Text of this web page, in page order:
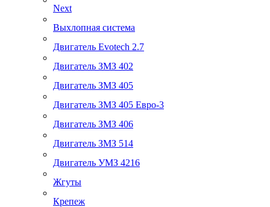
Next
Выхлопная система
Двигатель Evotech 2.7
Двигатель ЗМЗ 402
Двигатель ЗМЗ 405
Двигатель ЗМЗ 405 Евро-3
Двигатель ЗМЗ 406
Двигатель ЗМЗ 514
Двигатель УМЗ 4216
Жгуты
Крепеж